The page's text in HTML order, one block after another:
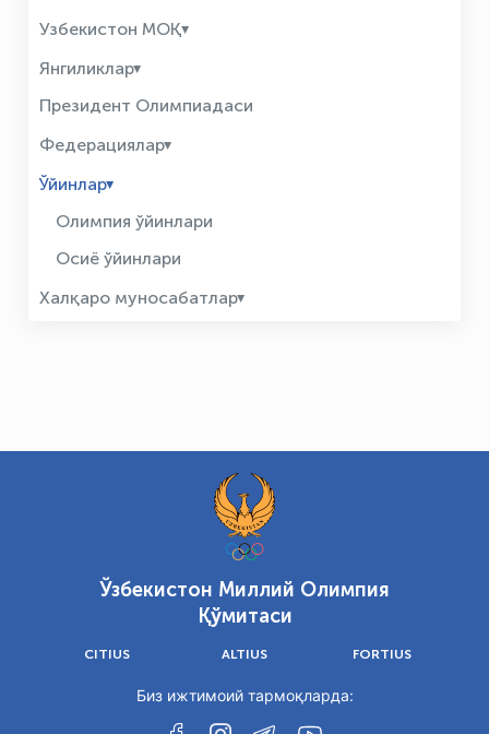
Узбекистон МОҚ
Янгиликлар
Президент Олимпиадаси
Федерациялар
Ўйинлар
Олимпия ўйинлари
Осиё ўйинлари
Халқаро муносабатлар
Ўзбекистон Миллий Олимпия
Қўмитаси
CITIUS ALTIUS FORTIUS
Биз ижтимоий тармоқларда: